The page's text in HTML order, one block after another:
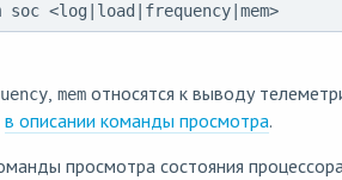
soc <log|load|frequency|mem>
, mem относятся к выводу
в описании команды просмотра.
просмотра состояния